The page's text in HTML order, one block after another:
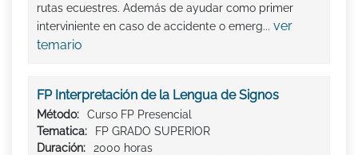
rutas ecuestres. Además de ayudar como primer
interviniente en caso de accidente o emerg... ver
temario
FP Interpretación de la Lengua de Signos
Método:
Curso FP Presencial
Tematica:
FP GRADO SUPERIOR
Duración:
2000 horas